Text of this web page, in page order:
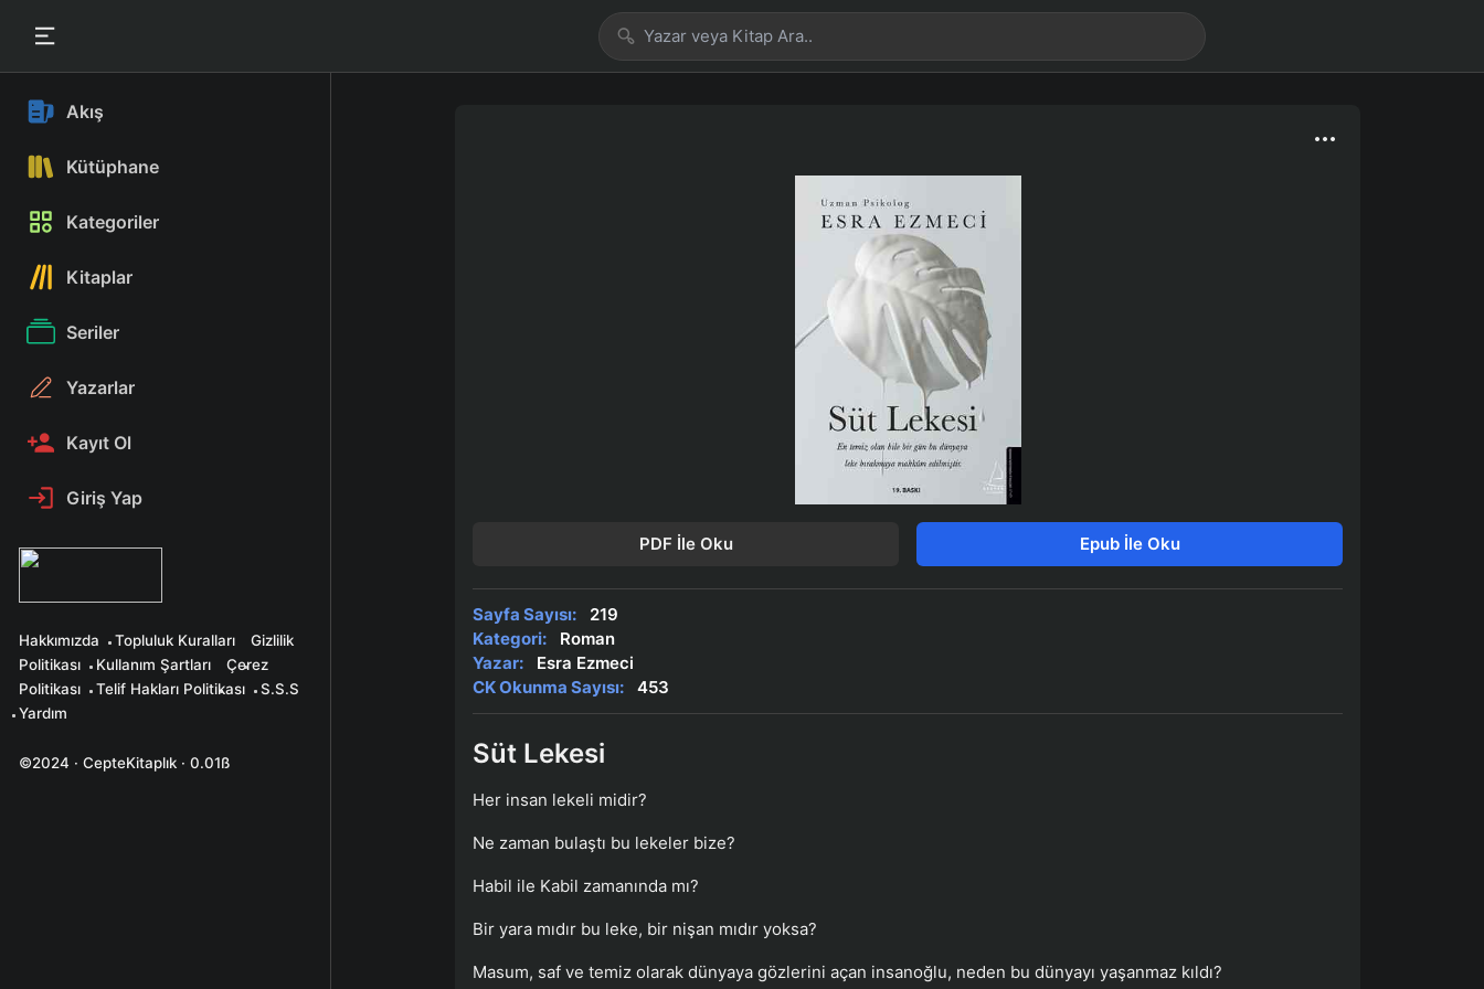
Akış
Kütüphane
Kategoriler
Kitaplar
Seriler
Yazarlar
Kayıt Ol
Giriş Yap
Hakkımızda Topluluk Kuralları
Gizlilik
Politikası
Kullanım Şartları
Çerez
Politikası
Telif Hakları Politikası
S.S.S
Yardım
©2024 · CepteKitaplık · 0.01ß
PDF İle Oku Epub İle Oku
Sayfa Sayısı:
219
Kategori:
Roman
Yazar:
Esra Ezmeci
CK Okunma Sayısı:
453
Süt Lekesi
Her insan lekeli midir?
Ne zaman bulaştı bu lekeler bize?
Habil ile Kabil zamanında mı?
Bir yara mıdır bu leke, bir nişan mıdır yoksa?
Masum, saf ve temiz olarak dünyaya gözlerini açan insanoğlu, neden bu dünyayı yaşanmaz kıldı?